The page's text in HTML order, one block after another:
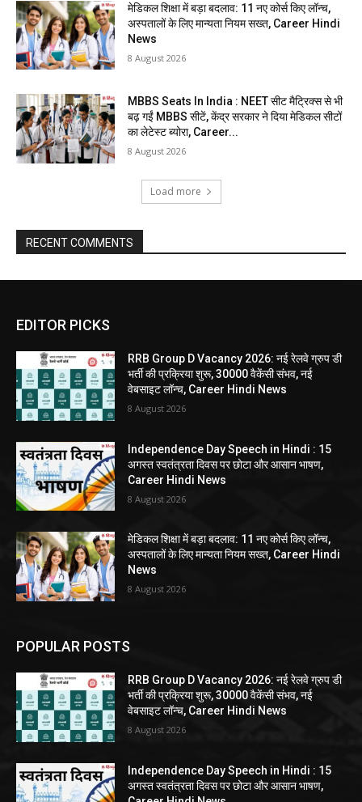
मेडिकल शिक्षा में बड़ा बदलाव: 11 नए कोर्स किए लॉन्च,
अस्पतालों के लिए मान्यता नियम सख्त, Career Hindi
News
8 August 2026
MBBS Seats In India : NEET सीट मैट्रिक्स से भी
बढ़ गईं MBBS सीटें, केंद्र सरकार ने दिया मेडिकल सीटों
का लेटेस्ट ब्योरा, Career...
8 August 2026
Load more
RECENT COMMENTS
EDITOR PICKS
RRB Group D Vacancy 2026: नई रेलवे ग्रुप डी
भर्ती की प्रक्रिया शुरू, 30000 वैकेंसी संभव, नई
वेबसाइट लॉन्च, Career Hindi News
8 August 2026
Independence Day Speech in Hindi : 15
अगस्त स्वतंत्रता दिवस पर छोटा और आसान भाषण,
Career Hindi News
8 August 2026
मेडिकल शिक्षा में बड़ा बदलाव: 11 नए कोर्स किए लॉन्च,
अस्पतालों के लिए मान्यता नियम सख्त, Career Hindi
News
8 August 2026
POPULAR POSTS
RRB Group D Vacancy 2026: नई रेलवे ग्रुप डी
भर्ती की प्रक्रिया शुरू, 30000 वैकेंसी संभव, नई
वेबसाइट लॉन्च, Career Hindi News
8 August 2026
Independence Day Speech in Hindi : 15
अगस्त स्वतंत्रता दिवस पर छोटा और आसान भाषण,